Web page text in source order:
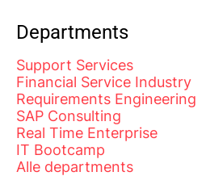
Departments
Support Services
Financial Service Industry
Requirements Engineering
SAP Consulting
Real Time Enterprise
IT Bootcamp
Alle departments